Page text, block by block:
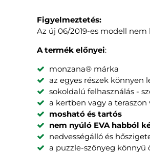
Figyelmeztetés:
Az új 06/2019-es modell
A termék előnyei:
monzana® márka
az egyes részek könnyen
sokoldalú felhasználás -
a kertben vagy a
mosható és tartós
nem nyúló EVA habból
nedvességálló és
a puzzle-szőnyeg könnyű